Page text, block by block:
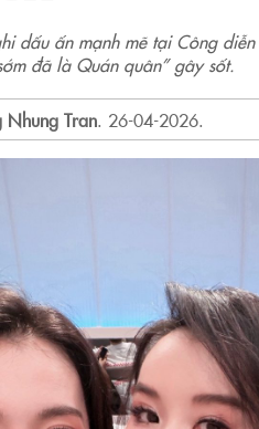
dấu ấn mạnh mẽ tại Công
đã là Quán quân” gây sốt.
Nhung Tran. 26-04-2026.